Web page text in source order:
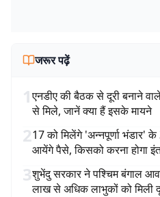
जरूर पढ़ें
1एनडीए की बैठक से दूरी बनाने
से मिले, जानें क्या हैं इसके मायने
217 को मिलेंगे 'अन्नपूर्णा भंडार'
आयेंगे पैसे, किसको करना होगा
3शुभेंदु सरकार ने पश्चिम बंगाल
लाख से अधिक लाभुकों को मिली